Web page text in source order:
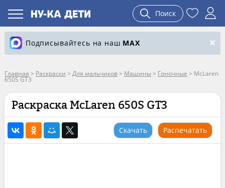
Поиск
Подписывайтесь на наш MAX
Главная > Раскраски > Для мальчиков> Машины > Гоночные > McLaren
650S GT3
Раскраска McLaren 650S GT3
Скачать Распечатать